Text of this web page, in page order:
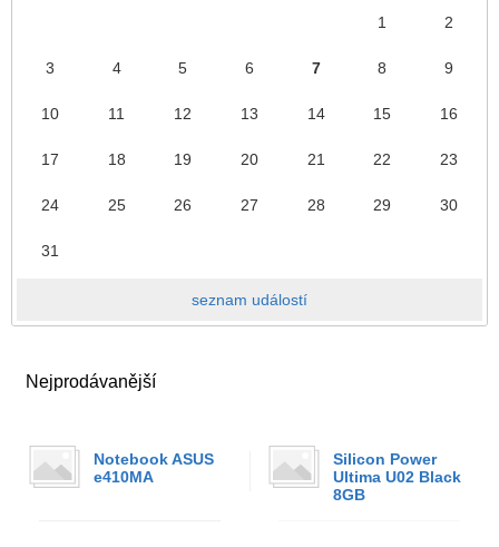
1 2
3 4 5 6 7 8 9
10 11 12 13 14 15 16
17 18 19 20 21 22 23
24 25 26 27 28 29 30
31
seznam událostí
Nejprodávanější
Notebook ASUS
e410MA
Silicon Power
Ultima U02 Black
8GB